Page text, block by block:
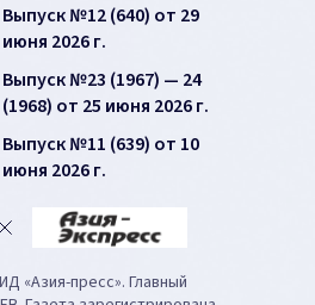
Выпуск №12 (640) от 29
июня 2026 г.
Выпуск №23 (1967) — 24
(1968) от 25 июня 2026 г.
Выпуск №11 (639) от 10
июня 2026 г.
«Азия-пресс». Главный